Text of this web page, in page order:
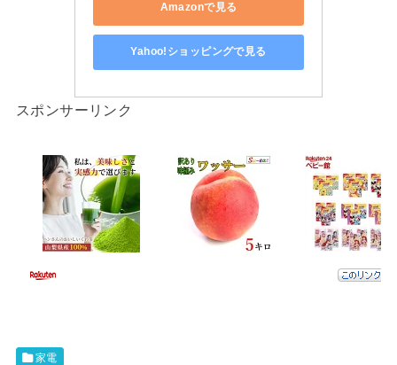
Amazonで見る
Yahoo!ショッピングで見る
スポンサーリンク
家電